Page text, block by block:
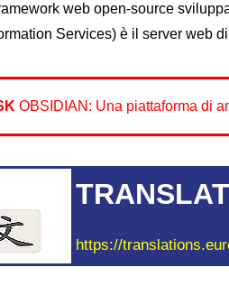
web open-source
Services) è il server web
OBSIDIAN: Una piattaforma di
https://